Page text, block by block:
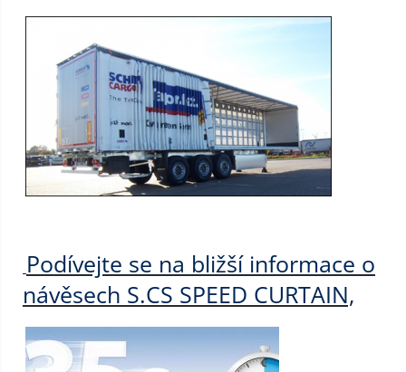
Podívejte se na bližší informace o
návěsech S.CS SPEED CURTAIN,